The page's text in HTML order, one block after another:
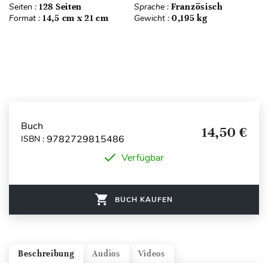
Seiten : 128 Seiten Sprache : Französisch
Format : 14,5 cm x 21 cm Gewicht : 0,195 kg
Buch
ISBN : 9782729815486 14,50 €
Verfügbar
BUCH KAUFEN
Videos
Audios
Beschreibung